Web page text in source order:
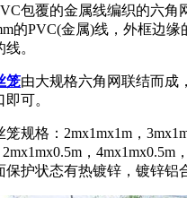
包覆的金属线编织的六角
的PVC(金属)线，外框边
。
笼由大规格六角网联结而成
可。
规格：2mx1mx1m，
，
保护状态有热镀锌，镀锌铝